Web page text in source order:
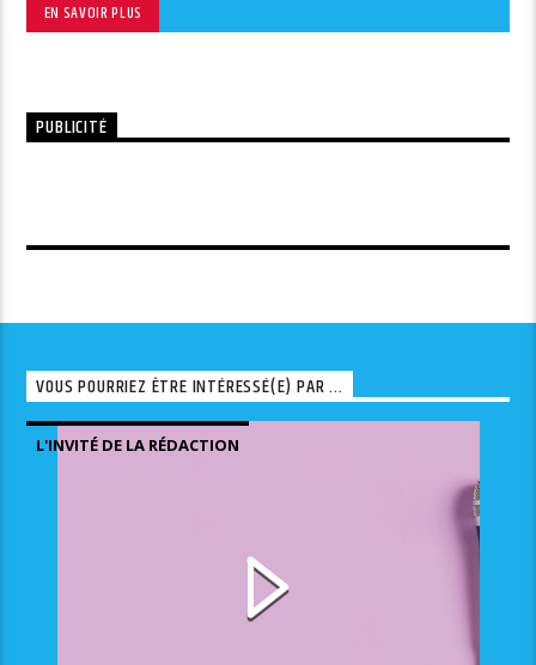
EN SAVOIR PLUS
PUBLICITÉ
VOUS POURRIEZ ÊTRE INTÉRESSÉ(E) PAR ...
L'INVITÉ DE LA RÉDACTION